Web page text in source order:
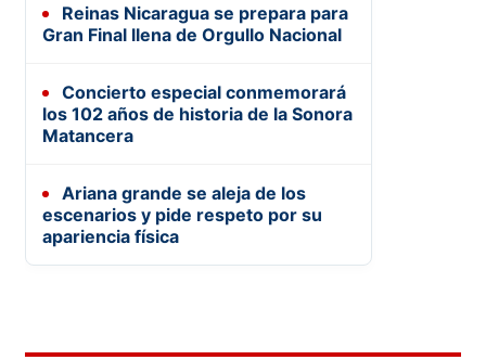
Reinas Nicaragua se prepara para
Gran Final llena de Orgullo Nacional
Concierto especial conmemorará
los 102 años de historia de la Sonora
Matancera
Ariana grande se aleja de los
escenarios y pide respeto por su
apariencia física